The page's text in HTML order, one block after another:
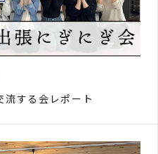
する会レポート